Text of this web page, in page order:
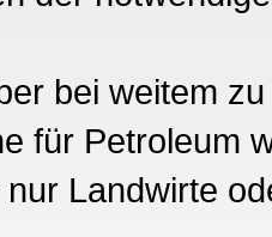
bei weitem
für Petroleum
Landwirte